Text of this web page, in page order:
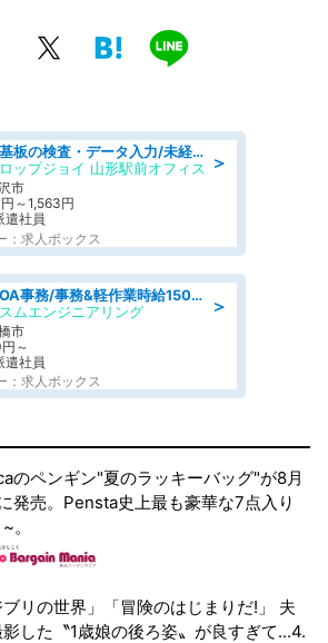
＞
工場内での基板の検査・データ入力/未経験歓迎/交通費支給/食堂あり
ップジョイ 山形駅前オフィス
市
～1,563円
遣社員
：求人ボックス
＞
一般事務・OA事務/事務&軽作業時給1500円土日祝休み各種社保完備
ムエンジニアリング
市
～
遣社員
：求人ボックス
のペンギン"夏のラッキーバッグ"が8月
発売。Pensta史上最も豪華な7点入り
。
ブリの世界」「冒険のはじまりだ!」 夫
影した〝1歳娘の後ろ姿〟が良すぎて...4.